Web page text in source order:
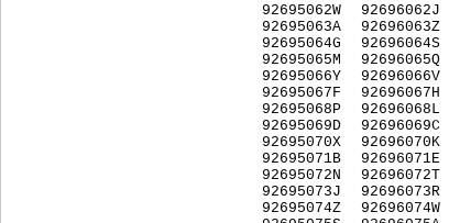
92695062W
92695063A
92695064G
92695065M
92695066Y
92695067F
92695068P
92695069D
92695070X
92695071B
92695072N
92695073J
92695074Z
92696062J
92696063Z
92696064S
92696065Q
92696066V
92696067H
92696068L
92696069C
92696070K
92696071E
92696072T
92696073R
92696074W